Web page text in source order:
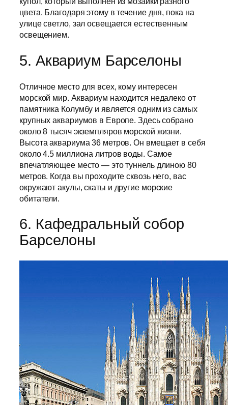
цвета. Благодаря этому в течение дня, пока на
улице светло, зал освещается естественным
освещением.
5. Аквариум Барселоны
Отличное место для всех, кому интересен
морской мир. Аквариум находится недалеко от
памятника Колумбу и является одним из самых
крупных аквариумов в Европе. Здесь собрано
около 8 тысяч экземпляров морской жизни.
Высота аквариума 36 метров. Он вмещает в себя
около 4.5 миллиона литров воды. Самое
впечатляющее место — это туннель длиною 80
метров. Когда вы проходите сквозь него, вас
окружают акулы, скаты и другие морские
обитатели.
6. Кафедральный собор
Барселоны